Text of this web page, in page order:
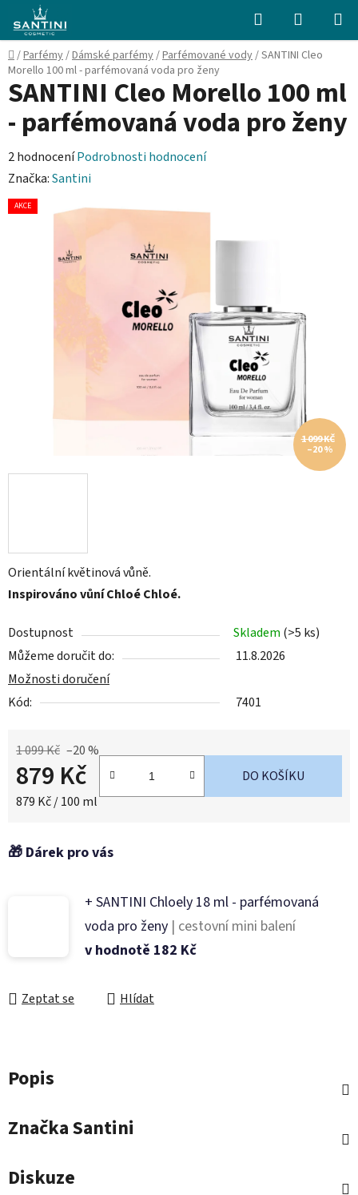
obsah
Hledat
KOŠÍK
Domů
/Parfémy/Dámské parfémy/Parfémované vody/SANTINI Cleo
Morello 100 ml - parfémovaná voda pro ženy
Orientální květinová vůně.
Inspirováno vůní Chloé Chloé.
Dostupnost Skladem (>5 ks)
Můžeme doručit do:
11.8.2026
Možnosti doručení
Kód:
7401
1 099 Kč –20 %
879 Kč
Měrná cena:
879 Kč / 100 ml
DO KOŠÍKU
+ SANTINI Chloely 18 ml - parfémovaná
voda pro ženy | cestovní mini balení
v hodnotě 182 Kč
Zeptat se Hlídat
SANTINI Cleo Morello 100 ml
- parfémovaná voda pro ženy
Průměrné
hodnocení
produktu
hvězdiček.
2 hodnoceníPodrobnosti hodnocení
Značka:Santini
AKCE
1 099 KČ
–20 %
Popis
ZnačkaSantini
Diskuze